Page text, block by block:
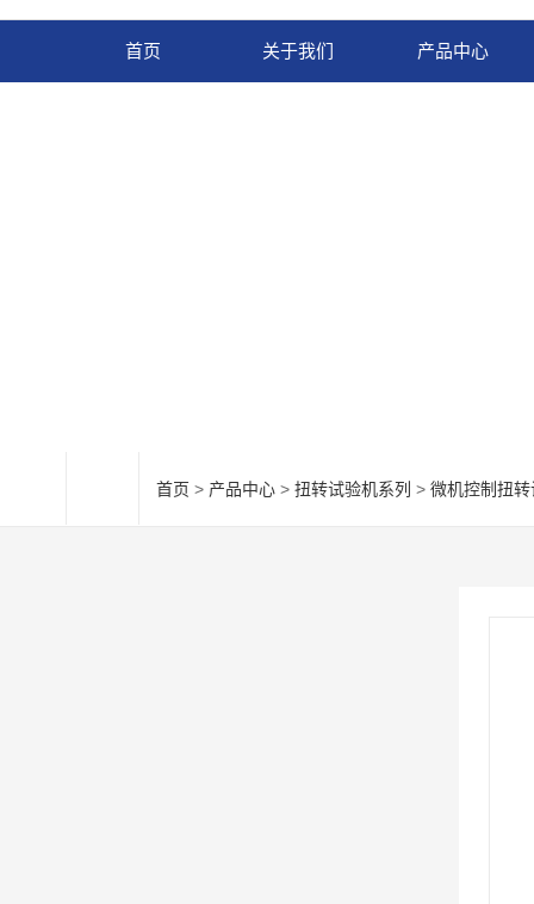
首页 关于我们 产品中心
首页 > 产品中心 > 扭转试验机系列 > 微机控制扭